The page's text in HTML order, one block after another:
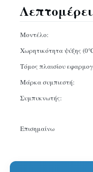
Μοντέλο:
Χωρητικότητα ψύξης
Τόμος πλαισίου
Μάρκα συμπιεστή:
Συμπυκνωτής:
Επισημαίνω